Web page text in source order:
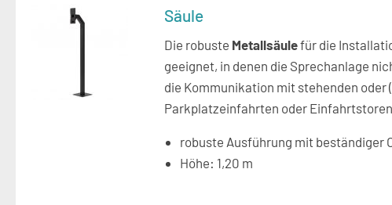
Säule
Die robuste Metallsäulefür die
geeignet, in denen die Sprechanlage
die Kommunikation mit stehenden oder
Parkplatzeinfahrten oder
robuste Ausführung mit beständiger
Höhe: 1,20 m